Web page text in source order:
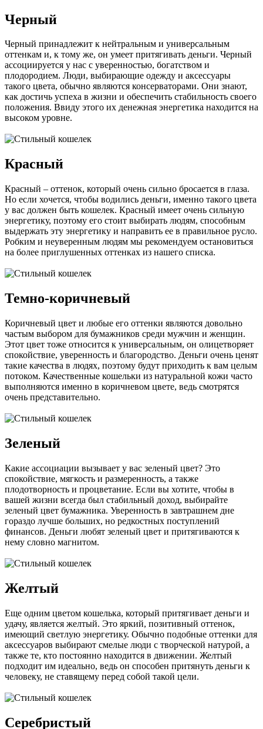
Черный
Черный принадлежит к нейтральным и универсальным
оттенкам и, к тому же, он умеет притягивать деньги. Черный
ассоциируется у нас с уверенностью, богатством и
плодородием. Люди, выбирающие одежду и аксессуары
такого цвета, обычно являются консерваторами. Они знают,
как достичь успеха в жизни и обеспечить стабильность своего
положения. Ввиду этого их денежная энергетика находится на
высоком уровне.
Красный
Красный – оттенок, который очень сильно бросается в глаза.
Но если хочется, чтобы водились деньги, именно такого цвета
у вас должен быть кошелек. Красный имеет очень сильную
энергетику, поэтому его стоит выбирать людям, способным
выдержать эту энергетику и направить ее в правильное русло.
Робким и неуверенным людям мы рекомендуем остановиться
на более приглушенных оттенках из нашего списка.
Темно-коричневый
Коричневый цвет и любые его оттенки являются довольно
частым выбором для бумажников среди мужчин и женщин.
Этот цвет тоже относится к универсальным, он олицетворяет
спокойствие, уверенность и благородство. Деньги очень ценят
такие качества в людях, поэтому будут приходить к вам целым
потоком. Качественные кошельки из натуральной кожи часто
выполняются именно в коричневом цвете, ведь смотрятся
очень представительно.
Зеленый
Какие ассоциации вызывает у вас зеленый цвет? Это
спокойствие, мягкость и размеренность, а также
плодотворность и процветание. Если вы хотите, чтобы в
вашей жизни всегда был стабильный доход, выбирайте
зеленый цвет бумажника. Уверенность в завтрашнем дне
гораздо лучше больших, но редкостных поступлений
финансов. Деньги любят зеленый цвет и притягиваются к
нему словно магнитом.
Желтый
Еще одним цветом кошелька, который притягивает деньги и
удачу, является желтый. Это яркий, позитивный оттенок,
имеющий светлую энергетику. Обычно подобные оттенки для
аксессуаров выбирают смелые люди с творческой натурой, а
также те, кто постоянно находится в движении. Желтый
подходит им идеально, ведь он способен притянуть деньги к
человеку, не ставящему перед собой такой цели.
Серебристый